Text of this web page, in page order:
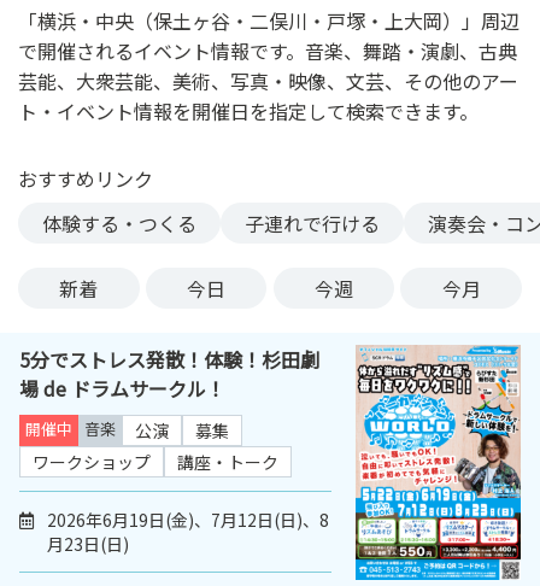
ス
「横浜・中央（保土ヶ谷・二俣川・戸塚・上大岡）」周辺
で開催されるイベント情報です。音楽、舞踏・演劇、古典
芸能、大衆芸能、美術、写真・映像、文芸、その他のアー
ト・イベント情報を開催日を指定して検索できます。
おすすめリンク
体験する・つくる
子連れで行ける 演奏会・コ
新着 今日 今週 今月
5分でストレス発散！体験！杉田劇
場 de ドラムサークル！
開催中 音楽 公演
募集
ワークショップ
講座・トーク
2026年6月19日(金)、7月12日(日)、8
月23日(日)